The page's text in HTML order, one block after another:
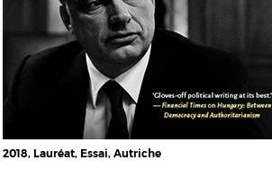
2018, Lauréat, Essai, Autriche